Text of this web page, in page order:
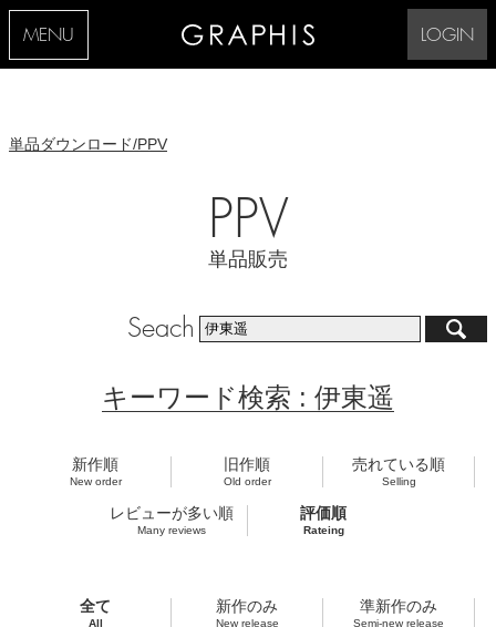
MENU LOGIN
単品ダウンロード/PPV
PPV
単品販売
Seach
キーワード検索 : 伊東遥
新作順
New order
旧作順
Old order
売れている順
Selling
レビューが多い順
Many reviews
評価順
Rateing
全て
All
新作のみ
New release
準新作のみ
Semi-new release